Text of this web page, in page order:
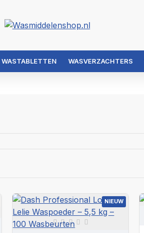
WASTABLETTEN WASVERZACHTERS
NIEUW